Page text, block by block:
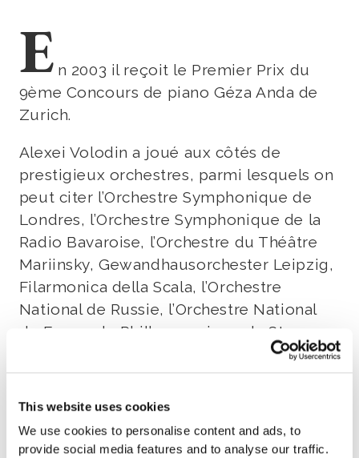
This website uses cookies
We use cookies to personalise content and ads, to
provide social media features and to analyse our traffic.
E n 2003 il reçoit le Premier Prix du
9ème Concours de piano Géza Anda de
Zurich.
Alexei Volodin a joué aux côtés de
prestigieux orchestres, parmi lesquels on
peut citer l’Orchestre Symphonique de
Londres, l’Orchestre Symphonique de la
Radio Bavaroise, l’Orchestre du Théâtre
Mariinsky, Gewandhausorchester Leipzig,
Filarmonica della Scala, l’Orchestre
National de Russie, l’Orchestre National
de France, le Philharmonique de St.
Petersburg et Tonhalle Zurich et sous la
direction de chefs d’orchestre tels que
Valery Gergiev, Lorin Maazel, Riccardo
Zoltán Kocsis, David Zinman et Vladimir